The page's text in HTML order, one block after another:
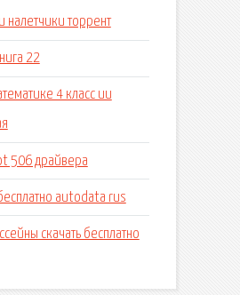
налетчики торрент
22
4 класс ии
506 драйвера
autodata rus
скачать бесплатно